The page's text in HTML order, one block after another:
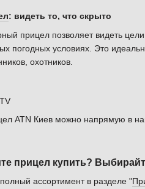
: видеть то, что скрыто
прицел позволяет видеть
погодных условиях. Это
охотников.
ATN Киев можно напрямую в
прицел купить?
ассортимент в разделе "